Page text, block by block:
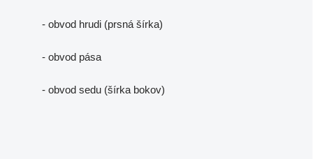
- obvod hrudi (prsná šírka)
- obvod pása
- obvod sedu (šírka bokov)